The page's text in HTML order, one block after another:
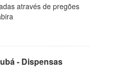
através de pregões
- Dispensas